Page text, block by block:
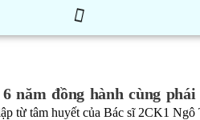
năm đồng hành cùng phái
từ tâm huyết của Bác sĩ 2CK1